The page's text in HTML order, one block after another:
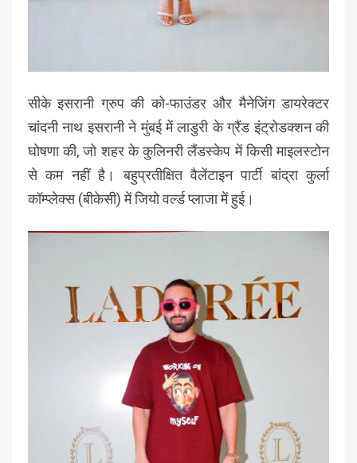
सीके इसरानी ग्रुप की को-फाउंडर और मैनेजिंग डायरेक्टर
चांदनी नाथ इसरानी ने मुंबई में लाडुरी के ग्रैंड इंट्रोडक्शन की
घोषणा की, जो शहर के कुलिनरी लैंडस्केप में किसी माइलस्टोन
से कम नहीं है। बहुप्रतीक्षित वैलेंटाइन पार्टी बांद्रा कुर्ला
कॉम्प्लेक्स (बीकेसी) में जियो वर्ल्ड प्लाजा में हुई।